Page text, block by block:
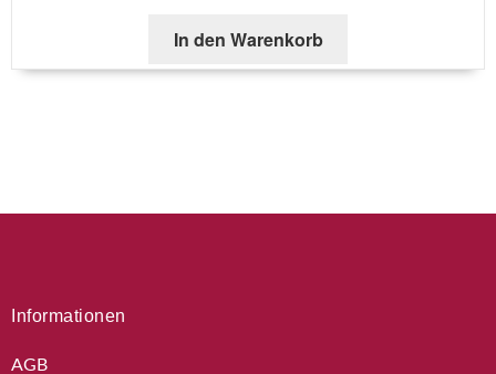
In den Warenkorb
Informationen
AGB